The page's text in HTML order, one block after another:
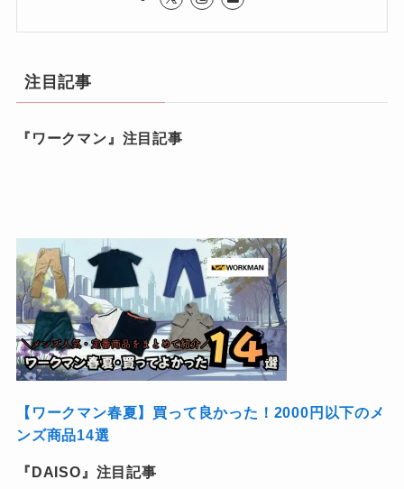
注目記事
『ワークマン』注目記事
【ワークマン春夏】買って良かった！2000円以下のメ
ンズ商品14選
『DAISO』注目記事